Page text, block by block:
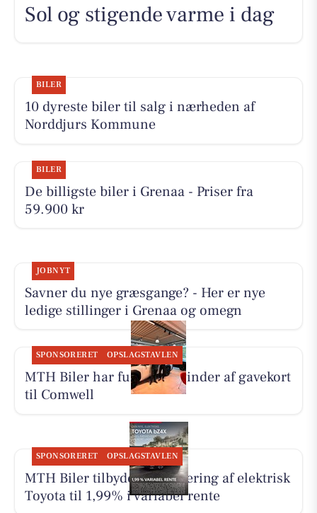
Sol og stigende varme i dag
BILER
10 dyreste biler til salg i nærheden af
Norddjurs Kommune
BILER
De billigste biler i Grenaa - Priser fra
59.900 kr
JOBNYT
Savner du nye græsgange? - Her er nye
ledige stillinger i Grenaa og omegn
SPONSORERET OPSLAGSTAVLEN
MTH Biler har fundet en vinder af gavekort
til Comwell
SPONSORERET OPSLAGSTAVLEN
MTH Biler tilbyder finansiering af elektrisk
Toyota til 1,99% i variabel rente